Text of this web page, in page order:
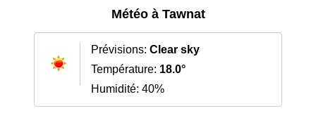
Météo à Tawnat
Prévisions: Clear sky
Température: 18.0°
Humidité: 40%